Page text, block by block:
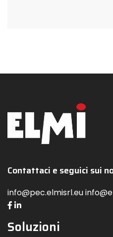
Contattaci e seguici sui
info@pec.elmisrl.eu
Soluzioni